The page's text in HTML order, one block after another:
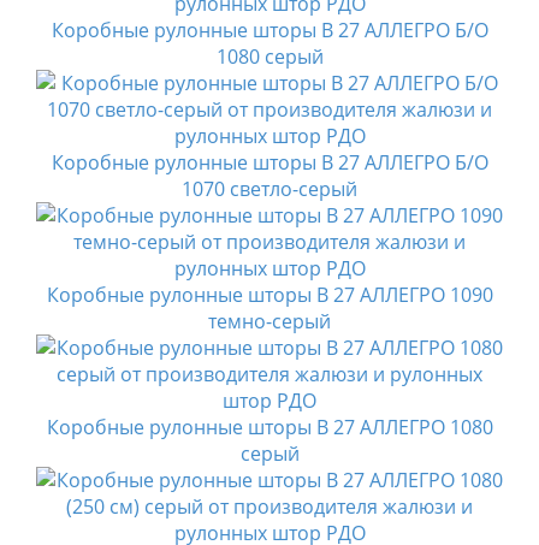
Коробные рулонные шторы B 27 АЛЛЕГРО Б/О
1080 серый
Коробные рулонные шторы B 27 АЛЛЕГРО Б/О
1070 светло-серый
Коробные рулонные шторы B 27 АЛЛЕГРО 1090
темно-серый
Коробные рулонные шторы B 27 АЛЛЕГРО 1080
серый